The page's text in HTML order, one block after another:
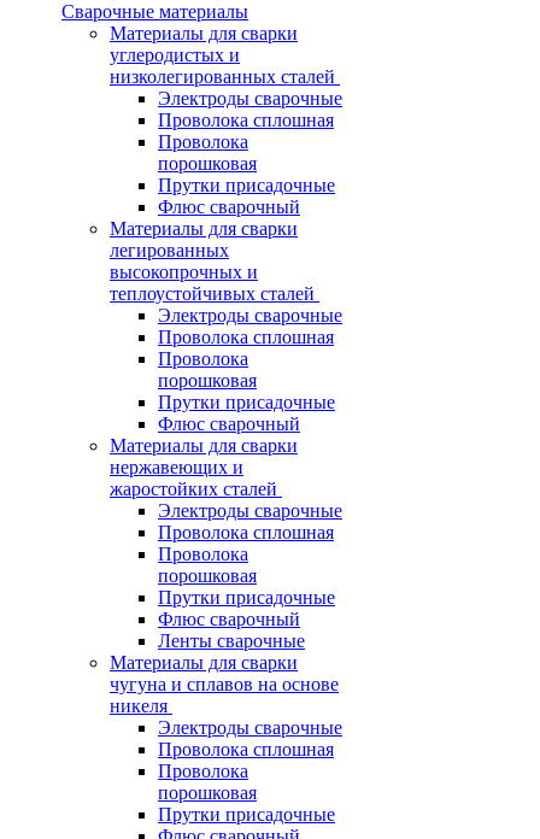
Сварочные материалы
Материалы для сварки
углеродистых и
низколегированных сталей
Электроды сварочные
Проволока сплошная
Проволока
порошковая
Прутки присадочные
Флюс сварочный
Материалы для сварки
легированных
высокопрочных и
теплоустойчивых сталей
Электроды сварочные
Проволока сплошная
Проволока
порошковая
Прутки присадочные
Флюс сварочный
Материалы для сварки
нержавеющих и
жаростойких сталей
Электроды сварочные
Проволока сплошная
Проволока
порошковая
Прутки присадочные
Флюс сварочный
Ленты сварочные
Материалы для сварки
чугуна и сплавов на основе
никеля
Электроды сварочные
Проволока сплошная
Проволока
порошковая
Прутки присадочные